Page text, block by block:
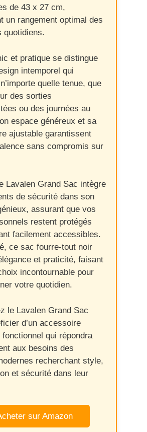
de 43 x 27 cm,
un rangement optimal des
quotidiens.
et pratique se distingue
intemporel qui
quelle tenue, que
des sorties
ou des journées au
espace généreux et sa
ajustable garantissent
sans compromis sur
Lavalen Grand Sac intègre
de sécurité dans son
assurant que vos
restent protégés
facilement accessibles.
ce sac fourre-tout noir
et praticité, faisant
incontournable pour
votre quotidien.
le Lavalen Grand Sac
d’un accessoire
fonctionnel qui répondra
aux besoins des
recherchant style,
et sécurité dans leur
sur Amazon